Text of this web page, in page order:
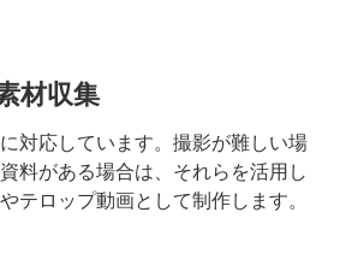
材収集
対応しています。撮影が難しい場
料がある場合は、それらを活用し
テロップ動画として制作します。